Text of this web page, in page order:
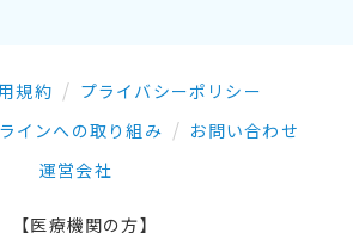
規約
プライバシーポリシー
インへの取り組み
お問い合わせ
運営会社
【医療機関の方】